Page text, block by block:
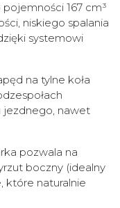
167 cm³
niskiego spalania
systemowi
na tylne koła
jezdnego, nawet
pozwala na
boczny (idealny
które naturalnie